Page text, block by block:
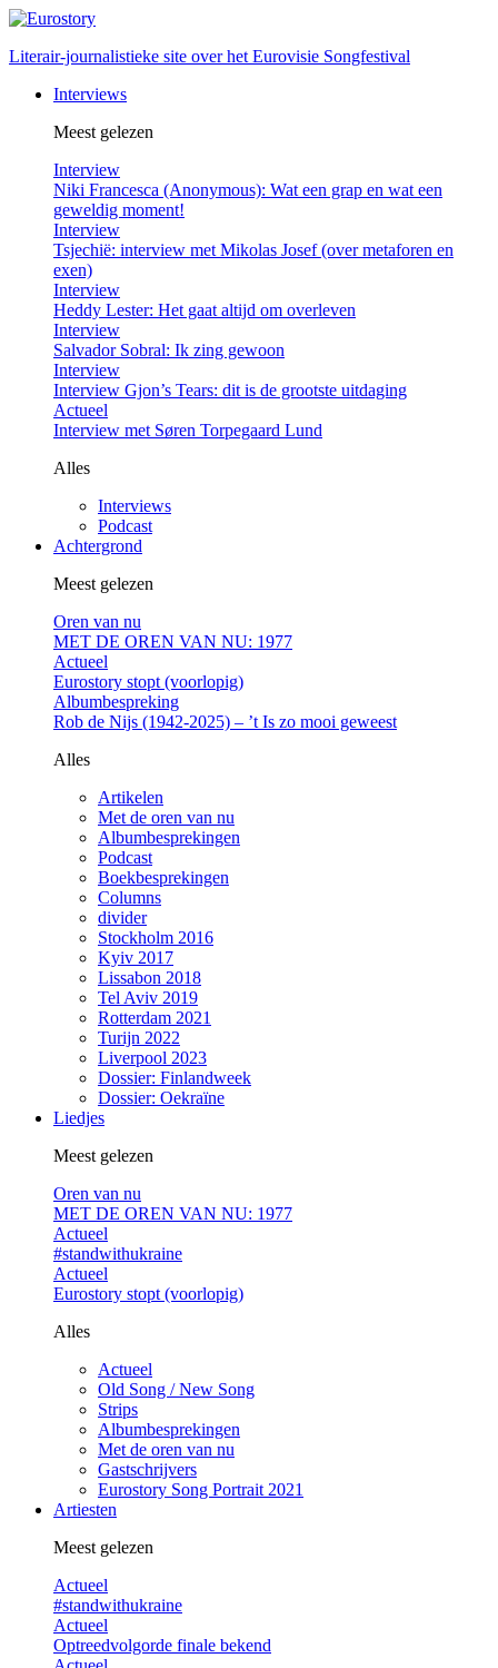
Literair-journalistieke site over het Eurovisie Songfestival
Interviews
Meest gelezen
Interview
Niki Francesca (Anonymous): Wat een grap en wat een
geweldig moment!
Interview
Tsjechië: interview met Mikolas Josef (over metaforen en
exen)
Interview
Heddy Lester: Het gaat altijd om overleven
Interview
Salvador Sobral: Ik zing gewoon
Interview
Interview Gjon’s Tears: dit is de grootste uitdaging
Actueel
Interview met Søren Torpegaard Lund
Alles
Interviews
Podcast
Achtergrond
Meest gelezen
Oren van nu
MET DE OREN VAN NU: 1977
Actueel
Eurostory stopt (voorlopig)
Albumbespreking
Rob de Nijs (1942-2025) – ’t Is zo mooi geweest
Alles
Artikelen
Met de oren van nu
Albumbesprekingen
Podcast
Boekbesprekingen
Columns
divider
Stockholm 2016
Kyiv 2017
Lissabon 2018
Tel Aviv 2019
Rotterdam 2021
Turijn 2022
Liverpool 2023
Dossier: Finlandweek
Dossier: Oekraïne
Liedjes
Meest gelezen
Oren van nu
MET DE OREN VAN NU: 1977
Actueel
#standwithukraine
Actueel
Eurostory stopt (voorlopig)
Alles
Actueel
Old Song / New Song
Strips
Albumbesprekingen
Met de oren van nu
Gastschrijvers
Eurostory Song Portrait 2021
Artiesten
Meest gelezen
Actueel
#standwithukraine
Actueel
Optreedvolgorde finale bekend